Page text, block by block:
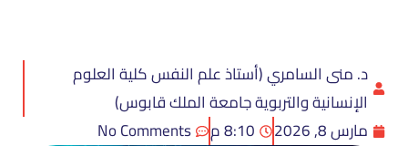
د. منى السامري (أستاذ علم النفس كلية العلوم
الإنسانية والتربوية جامعة الملك قابوس)
مارس 8, 2026
8:10 م No Comments